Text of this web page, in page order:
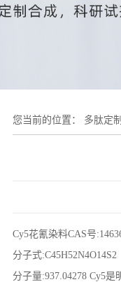
您当前的位置： 多肽定
Cy5花氰染料CAS号
分子式:C45H52N4O14S2
分子量:937.04278 Cy5